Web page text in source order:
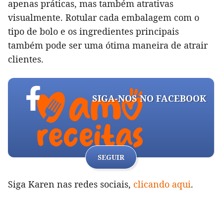
apenas práticas, mas também atrativas
visualmente. Rotular cada embalagem com o
tipo de bolo e os ingredientes principais
também pode ser uma ótima maneira de atrair
clientes.
SIGA-NOS NO FACEBOOK
SEGUIR
Siga Karen nas redes sociais, clicando aqui.